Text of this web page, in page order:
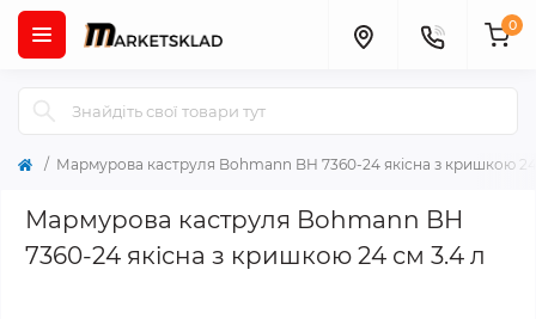
0
Мармурова каструля Bohmann BH 7360-24 якісна з кришкою
Мармурова каструля Bohmann BH
7360-24 якісна з кришкою 24 см 3.4 л